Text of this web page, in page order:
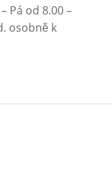
Pá od 8.00 –
osobně k